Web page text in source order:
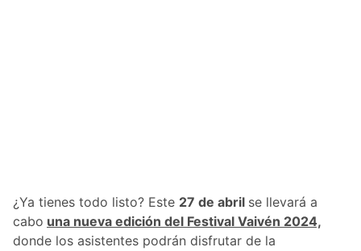
¿Ya tienes todo listo? Este 27 de abril se llevará a
cabo una nueva edición del Festival Vaivén 2024,
donde los asistentes podrán disfrutar de la